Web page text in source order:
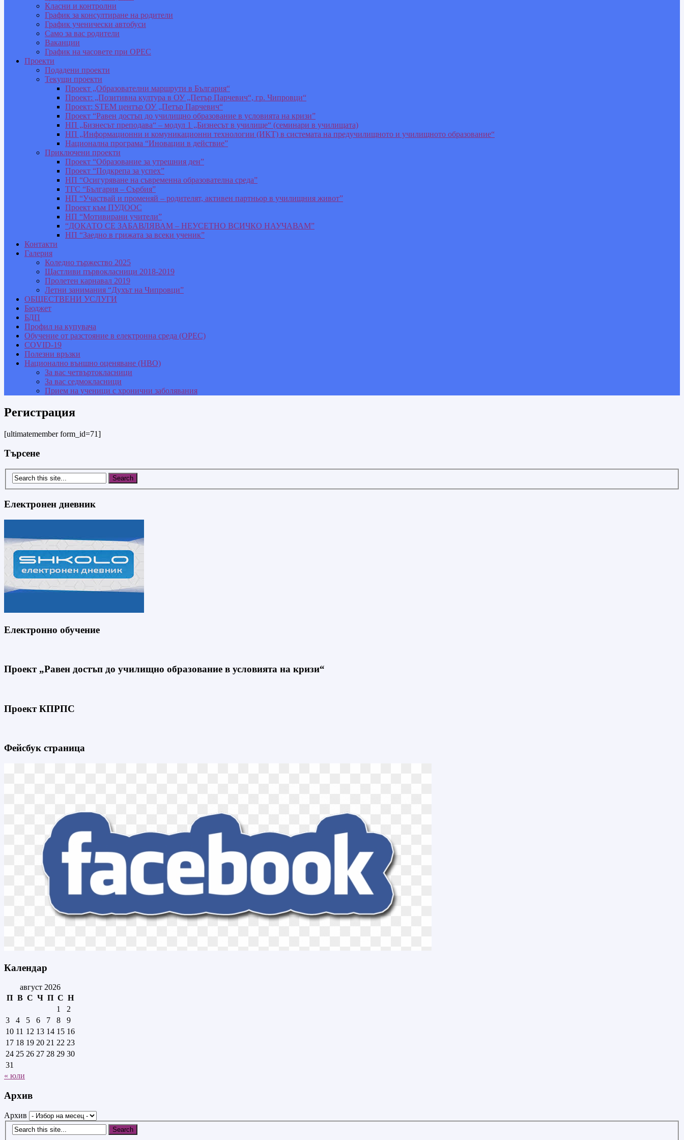
Класни и контролни
График за консултиране на родители
График ученически автобуси
Само за вас родители
Ваканции
График на часовете при ОРЕС
Проекти
Подадени проекти
Текущи проекти
Проект „Образователни маршрути в България“
Проект: „Позитивна култура в ОУ „Петър Парчевич“, гр. Чипровци“
Проект: STEM център ОУ „Петър Парчевич“
Проект “Равен достъп до училищно образование в условията на кризи”
НП „Бизнесът преподава“ – модул 1 „Бизнесът в училище“ (семинари в училищата)
НП „Информационни и комуникационни технологии (ИКТ) в системата на предучилищното и училищното образование“
Национална програма “Иновации в действие”
Приключени проекти
Проект “Образование за утрешния ден”
Проект “Подкрепа за успех”
НП “Осигуряване на съвременна образователна среда”
ТГС “България – Сърбия”
НП “Участвай и променяй – родителят, активен партньор в училищния живот”
Проект към ПУДООС
НП “Мотивирани учители”
“ДОКАТО СЕ ЗАБАВЛЯВАМ – НЕУСЕТНО ВСИЧКО НАУЧАВАМ”
НП “Заедно в грижата за всеки ученик”
Контакти
Галерия
Коледно тържество 2025
Щастливи първокласници 2018-2019
Пролетен карнавал 2019
Летни занимания “Духът на Чипровци”
ОБЩЕСТВЕНИ УСЛУГИ
Бюджет
БДП
Профил на купувача
Обучение от разстояние в електронна среда (ОРЕС)
COVID-19
Полезни връзки
Национално външно оценяване (НВО)
За вас четвъртокласници
За вас седмокласници
Прием на ученици с хронични заболявания
Регистрация
[ultimatemember form_id=71]
Търсене
Електронен дневник
Електронно обучение
Проект „Равен достъп до училищно образование в условията на кризи“
Проект КПРПС
Фейсбук страница
Календар
август 2026
П В С Ч П С Н
1
2
3
4 5 6 7 8
9
10 11 12 13 14 15 16
17 18 19 20 21 22 23
24 25 26 27 28 29 30
31
« юли
Архив
Архив